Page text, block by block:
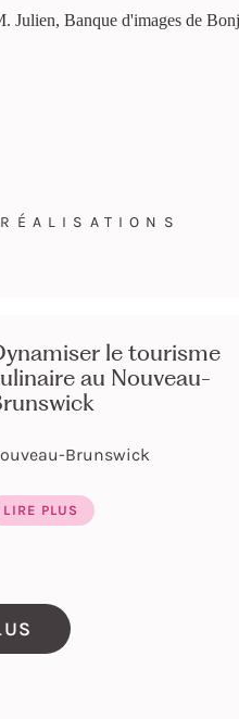
Julien, Banque d'images de
le tourisme
au Nouveau-
Brunswick
LIRE PLUS